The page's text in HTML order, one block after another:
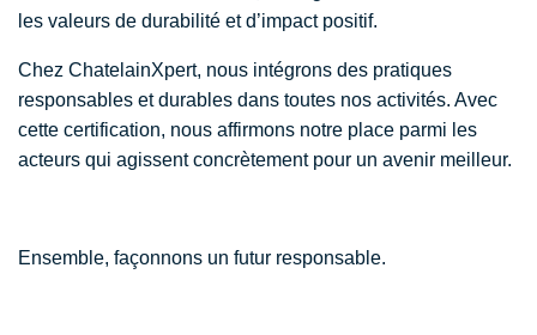
les valeurs de durabilité et d’impact positif.
Chez ChatelainXpert, nous intégrons des pratiques
responsables et durables dans toutes nos activités. Avec
cette certification, nous affirmons notre place parmi les
acteurs qui agissent concrètement pour un avenir meilleur.
Ensemble, façonnons un futur responsable.